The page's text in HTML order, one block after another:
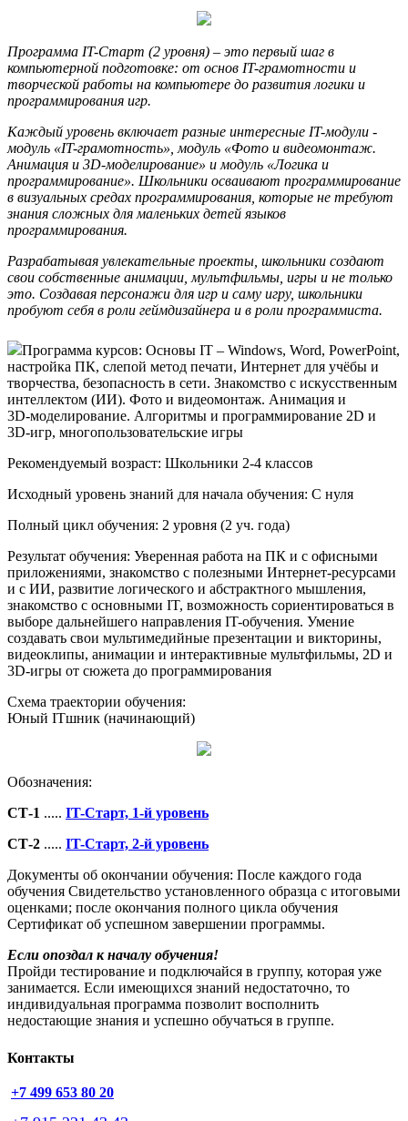
Программа IT-Старт (2 уровня) – это первый шаг в
компьютерной подготовке: от основ IT-грамотности и
творческой работы на компьютере до развития логики и
программирования игр.
Каждый уровень включает разные интересные IT-модули -
модуль «IT-грамотность», модуль «Фото и видеомонтаж.
Анимация и 3D-моделирование» и модуль «Логика и
программирование». Школьники осваивают программирование
в визуальных средах программирования, которые не требуют
знания сложных для маленьких детей языков
программирования.
Разрабатывая увлекательные проекты, школьники создают
свои собственные анимации, мультфильмы, игры и не только
это. Создавая персонажи для игр и саму игру, школьники
пробуют себя в роли геймдизайнера и в роли программиста.
Программа курсов: Основы IT – Windows, Word, PowerPoint,
настройка ПК, слепой метод печати, Интернет для учёбы и
творчества, безопасность в сети. Знакомство с искусственным
интеллектом (ИИ). Фото и видеомонтаж. Анимация и
3D-моделирование. Алгоритмы и программирование 2D и
3D-игр, многопользовательские игры
Рекомендуемый возраст: Школьники 2-4 классов
Исходный уровень знаний для начала обучения: C нуля
Полный цикл обучения: 2 уровня (2 уч. года)
Результат обучения: Уверенная работа на ПК и с офисными
приложениями, знакомство с полезными Интернет-ресурсами
и с ИИ, развитие логического и абстрактного мышления,
знакомство с основными IT, возможность сориентироваться в
выборе дальнейшего направления IT-обучения. Умение
создавать свои мультимедийные презентации и викторины,
видеоклипы, анимации и интерактивные мультфильмы, 2D и
3D-игры от сюжета до программирования
Схема траектории обучения:
Юный ITшник (начинающий)
Обозначения:
СТ-1 ..... IT-Старт, 1-й уровень
СТ-2 ..... IT-Старт, 2-й уровень
Документы об окончании обучения: После каждого года
обучения Свидетельство установленного образца с итоговыми
оценками; после окончания полного цикла обучения
Сертификат об успешном завершении программы.
Если опоздал к началу обучения!
Пройди тестирование и подключайся в группу, которая уже
занимается. Если имеющихся знаний недостаточно, то
индивидуальная программа позволит восполнить
недостающие знания и успешно обучаться в группе.
Контакты
+7 499 653 80 20